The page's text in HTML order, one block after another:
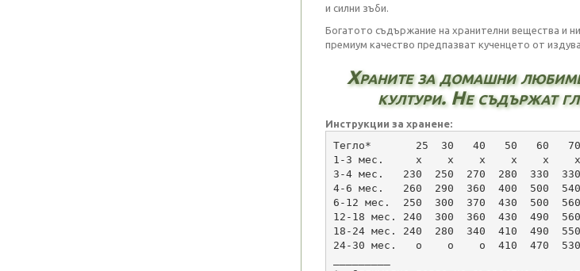
и силни зъби.
Богатото съдържание на хранителни вещества и
премиум качество предпазват кученцето от
Храните за домашни
култури. Не съдържат
Инструкции за хранене:
Тегло*       25  30   40   50   60
1-3 мес.     х    х    х    х    х
3-4 мес.   230  250  270  280  330
4-6 мес.   260  290  360  400  500
6-12 мес.  250  300  370  430  500
12-18 мес. 240	300  360  430
18-24 мес. 240  280  340  410  490
24-30 мес.   о    о    о  410  470